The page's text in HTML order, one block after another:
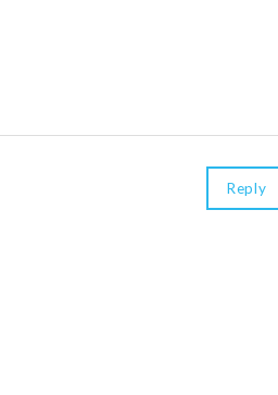
Reply